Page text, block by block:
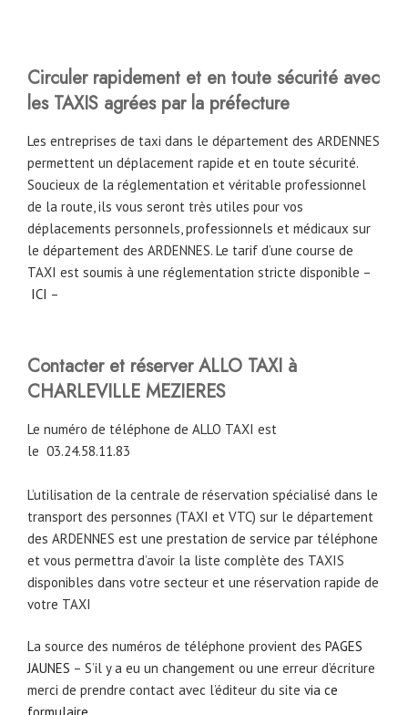
Circuler rapidement et en toute sécurité avec
les TAXIS agrées par la préfecture
Les entreprises de taxi dans le département des ARDENNES
permettent un déplacement rapide et en toute sécurité.
Soucieux de la réglementation et véritable professionnel
de la route, ils vous seront très utiles pour vos
déplacements personnels, professionnels et médicaux sur
le département des ARDENNES. Le tarif d’une course de
TAXI est soumis à une réglementation stricte disponible –
ICI –
Contacter et réserver ALLO TAXI à
CHARLEVILLE MEZIERES
Le numéro de téléphone de ALLO TAXI est
le 03.24.58.11.83
L’utilisation de la centrale de réservation spécialisé dans le
transport des personnes (TAXI et VTC) sur le département
des ARDENNES est une prestation de service par téléphone
et vous permettra d’avoir la liste complète des TAXIS
disponibles dans votre secteur et une réservation rapide de
votre TAXI
La source des numéros de téléphone provient des PAGES
JAUNES – S’il y a eu un changement ou une erreur d’écriture
merci de prendre contact avec l’éditeur du site via ce